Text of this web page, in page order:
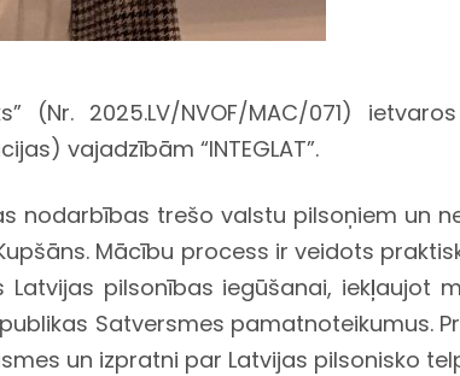
(Nr. 2025.LV/NVOF/MAC/071)
vajadzībām “INTEGLAT”.
nodarbības trešo valstu pilsoņiem un
Mācību process ir veidots
pilsonības iegūšanai, iekļaujot
Satversmes pamatnoteikumus.
un izpratni par Latvijas pilsonisko